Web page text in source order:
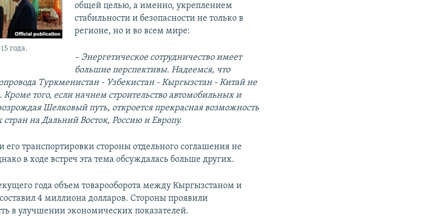
года.
общей целью, а именно, укреплением
стабильности и безопасности не только в
регионе, но и во всем мире:
– Энергетическое сотрудничество имеет
большие перспективы. Надеемся, что
Туркменистан - Узбекистан - Кыргызстан - Китай не
Кроме того, если начнем строительство автомобильных и
Шелковый путь, откроется прекрасная возможность
на Дальний Восток, Россию и Европу.
его транспортировки стороны отдельного соглашения не
в ходе встреч эта тема обсуждалась больше других.
года объем товарооборота между Кыргызстаном и
4 миллиона долларов. Стороны проявили
в улучшении экономических показателей.